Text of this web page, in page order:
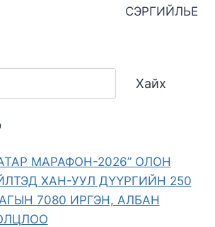
СЭРГИЙЛЬЕ
Хайх
МАРАФОН-2026” ОЛОН
ХАН-УУЛ ДҮҮРГИЙН 250
7080 ИРГЭН, АЛБАН